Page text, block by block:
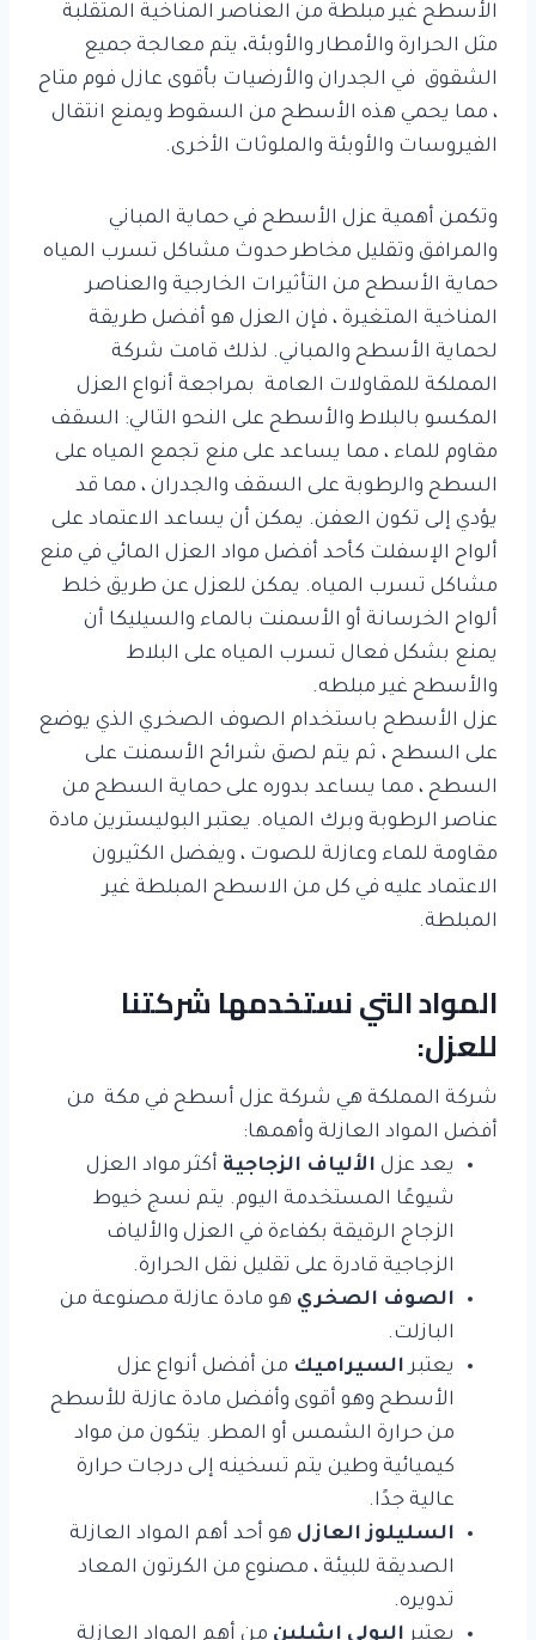
الأسطح غير مبلطة من العناصر المناخية المتقلبة
مثل الحرارة والأمطار والأوبئة، يتم معالجة جميع
الشقوق في الجدران والأرضيات بأقوى عازل فوم متاح
، مما يحمي هذه الأسطح من السقوط ويمنع انتقال
الفيروسات والأوبئة والملوثات الأخرى.
وتكمن أهمية عزل الأسطح في حماية المباني
والمرافق وتقليل مخاطر حدوث مشاكل تسرب المياه
حماية الأسطح من التأثيرات الخارجية والعناصر
المناخية المتغيرة ، فإن العزل هو أفضل طريقة
لحماية الأسطح والمباني. لذلك قامت شركة
المملكة للمقاولات العامة بمراجعة أنواع العزل
المكسو بالبلاط والأسطح على النحو التالي: السقف
مقاوم للماء ، مما يساعد على منع تجمع المياه على
السطح والرطوبة على السقف والجدران ، مما قد
يؤدي إلى تكون العفن. يمكن أن يساعد الاعتماد على
ألواح الإسفلت كأحد أفضل مواد العزل المائي في منع
مشاكل تسرب المياه. يمكن للعزل عن طريق خلط
ألواح الخرسانة أو الأسمنت بالماء والسيليكا أن
يمنع بشكل فعال تسرب المياه على البلاط
والأسطح غير مبلطه.
عزل الأسطح باستخدام الصوف الصخري الذي يوضع
على السطح ، ثم يتم لصق شرائح الأسمنت على
السطح ، مما يساعد بدوره على حماية السطح من
عناصر الرطوبة وبرك المياه. يعتبر البوليسترين مادة
مقاومة للماء وعازلة للصوت ، ويفضل الكثيرون
الاعتماد عليه في كل من الاسطح المبلطة غير
المبلطة.
المواد التي نستخدمها شركتنا
للعزل:
شركة المملكة هي شركة عزل أسطح في مكة من
أفضل المواد العازلة وأهمها:
يعد عزل الألياف الزجاجية أكثر مواد العزل
شيوعًا المستخدمة اليوم. يتم نسج خيوط
الزجاج الرقيقة بكفاءة في العزل والألياف
الزجاجية قادرة على تقليل نقل الحرارة.
الصوف الصخري هو مادة عازلة مصنوعة من
البازلت.
يعتبرالسيراميك من أفضل أنواع عزل
الأسطح وهو أقوى وأفضل مادة عازلة للأسطح
من حرارة الشمس أو المطر. يتكون من مواد
كيميائية وطين يتم تسخينه إلى درجات حرارة
عالية جدًا.
السليلوز العازل هو أحد أهم المواد العازلة
الصديقة للبيئة ، مصنوع من الكرتون المعاد
تدويره.
يعتبر البولي إيثيلين من أهم المواد العازلة